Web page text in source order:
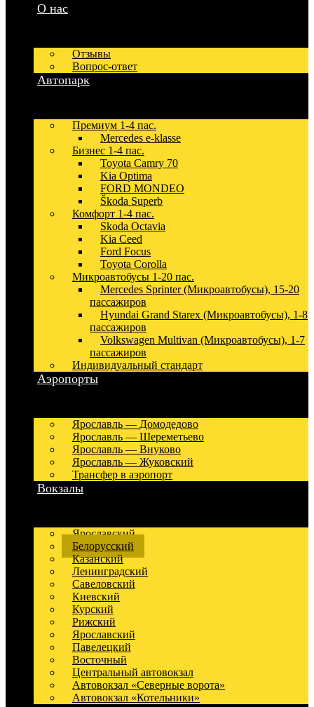
О нас
Отзывы
Вопрос-ответ
Автопарк
Премиум 1-4 пас.
Mercedes e-klasse
Бизнес 1-4 пас.
Toyota Camry 70
Kia Optima
FORD MONDEO
Škoda Superb
Комфорт 1-4 пас.
Skoda Octavia
Kia Ceed
Ford Focus
Toyota Corolla
Микроавтобусы 1-20 пас.
Mercedes Sprinter (Микроавтобусы), 15-20
пассажиров
Hyundai Grand Starex (Микроавтобусы), 1-8
пассажиров
Volkswagen Multivan (Микроавтобусы), 1-7
пассажиров
Индивидуальный стандарт
Аэропорты
Ярославль — Домодедово
Ярославль — Шереметьево
Ярославль — Внуково
Ярославль — Жуковский
Трансфер в аэропорт
Вокзалы
Ярославский
Белорусский
Казанский
Ленинградский
Савеловский
Киевский
Курский
Рижский
Ярославский
Павелецкий
Восточный
Центральный автовокзал
Автовокзал «Северные ворота»
Автовокзал «Котельники»